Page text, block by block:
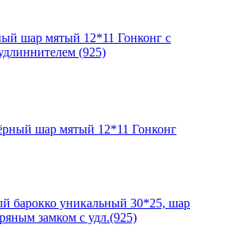
шар мятый 12*11 Гонконг с
(925)
шар мятый 12*11 Гонконг
барокко уникальный 30*25, шар
замком с удл.(925)